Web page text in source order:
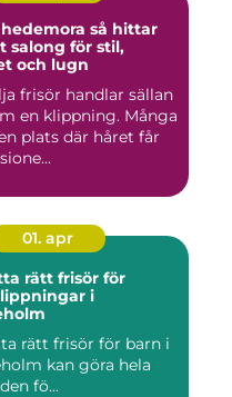
så hittar
salong för stil,
och lugn
frisör handlar sällan
en klippning. Många
plats där håret får
01. apr
rätt frisör för
i
rätt frisör för barn i
kan göra hela
fö...